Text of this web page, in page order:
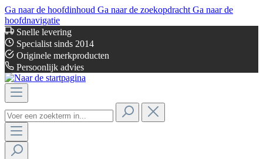
Ga naar de hoofdinhoud Ga naar de zoekopdracht Ga naar de
hoofdnavigatie
Snelle levering
Specialist sinds 2014
Originele merkproducten
Persoonlijk advies